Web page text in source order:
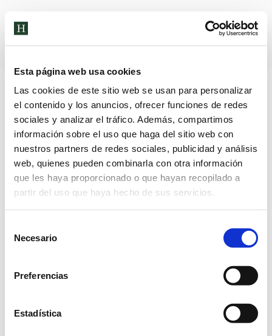
Esta página web usa cookies
Las cookies de este sitio web se usan para personalizar
el contenido y los anuncios, ofrecer funciones de redes
sociales y analizar el tráfico. Además, compartimos
información sobre el uso que haga del sitio web con
nuestros partners de redes sociales, publicidad y análisis
web, quienes pueden combinarla con otra información
que les haya proporcionado o que hayan recopilado a
partir del uso que haya hecho de sus servicios.
Necesario
Preferencias
Estadística
Archivos diarios:
13 de diciembre
de 2022
FELIZ NAVIDAD